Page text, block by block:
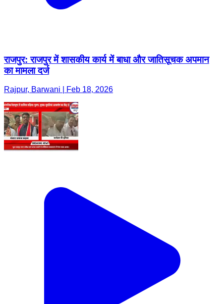
राजपुर: राजपुर में शासकीय कार्य में बाधा और जातिसूचक अपमान
का मामला दर्ज
Rajpur, Barwani | Feb 18, 2026